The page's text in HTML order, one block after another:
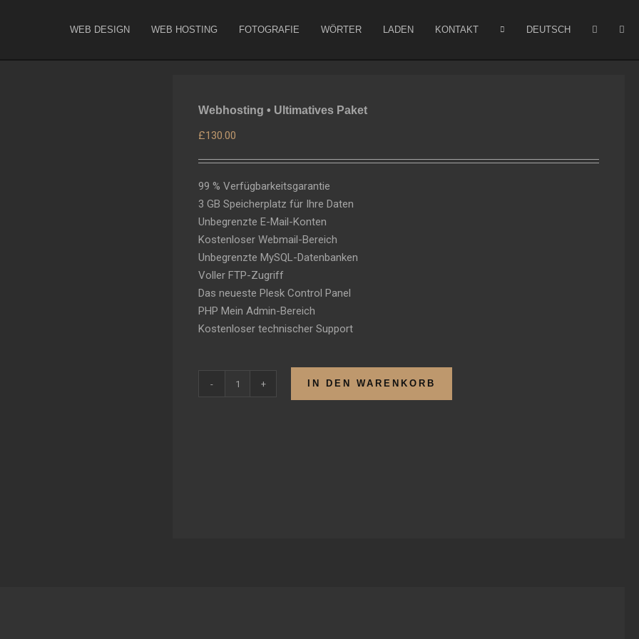
WEB DESIGN WEB HOSTING FOTOGRAFIE WÖRTER LADEN KONTAKT DEUTSCH
Webhosting • Ultimatives Paket
£130.00
99 % Verfügbarkeitsgarantie
3 GB Speicherplatz für Ihre Daten
Unbegrenzte E-Mail-Konten
Kostenloser Webmail-Bereich
Unbegrenzte MySQL-Datenbanken
Voller FTP-Zugriff
Das neueste Plesk Control Panel
PHP Mein Admin-Bereich
Kostenloser technischer Support
Webhosting
IN DEN WARENKORB